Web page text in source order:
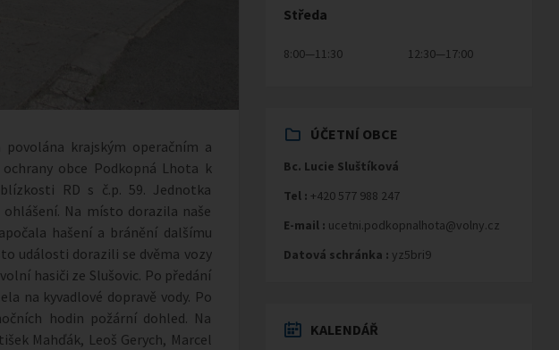
povolána krajským operačním a
obce Podkopná Lhota k
RD s č.p. 59. Jednotka
Na místo dorazila naše
hašení a bránění dalšímu
události dorazili se dvěma vozy
hasiči ze Slušovic. Po předání
na kyvadlové dopravě vody. Po
hodin požární dohled. Na
Mahďák, Leoš Gerych, Marcel
Středa
8:00—11:30 12:30—17:00
ÚČETNÍ OBCE
Bc. Lucie Sluštíková
Tel : +420 577 988 247
E-mail : ucetni.podkopnalhota@volny.cz
Datová schránka : yz5bri9
KALENDÁŘ